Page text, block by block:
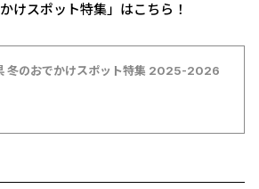
けスポット特集」はこちら！
冬のおでかけスポット特集 2025-2026